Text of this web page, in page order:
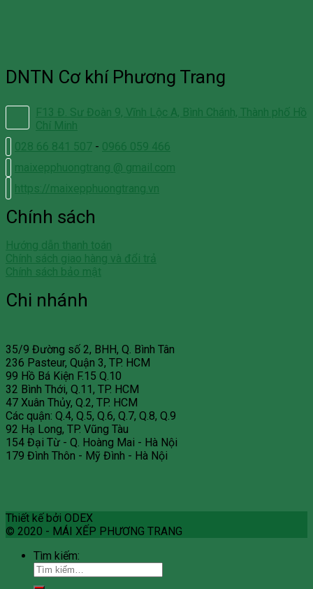
DNTN Cơ khí Phương Trang
F13 Đ. Sư Đoàn 9, Vĩnh Lộc A, Bình Chánh, Thành phố Hồ
Chí Minh
028 66 841 507 - 0966 059 466
maixepphuongtrang @ gmail.com
https://maixepphuongtrang.vn
Chính sách
Hướng dẫn thanh toán
Chính sách giao hàng và đổi trả
Chính sách bảo mật
Chi nhánh
35/9 Đường số 2, BHH, Q. Bình Tân
236 Pasteur, Quận 3, TP. HCM
99 Hồ Bá Kiện F.15 Q.10
32 Bình Thới, Q.11, TP. HCM
47 Xuân Thủy, Q.2, TP. HCM
Các quận: Q.4, Q.5, Q.6, Q.7, Q.8, Q.9
92 Hạ Long, TP. Vũng Tàu
154 Đại Từ - Q. Hoàng Mai - Hà Nội
179 Đình Thôn - Mỹ Đình - Hà Nội
Thiết kế bởi ODEX
© 2020 - MÁI XẾP PHƯƠNG TRANG
Tìm kiếm: